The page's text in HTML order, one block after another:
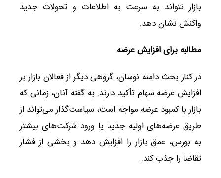
بازار نتواند به سرعت به اطلاعات و تحولات جدید
واکنش نشان دهد.
مطالبه برای افزایش عرضه
در کنار بحث دامنه نوسان، گروهی دیگر از فعالان بازار بر
افزایش عرضه سهام تأکید دارند. به گفته آنان، زمانی که
بازار با کمبود عرضه مواجه است، سیاست‌گذار می‌تواند از
طریق عرضه‌های اولیه جدید یا ورود شرکت‌های بیشتر
به بورس، عمق بازار را افزایش دهد و بخشی از فشار
تقاضا را جذب کند.